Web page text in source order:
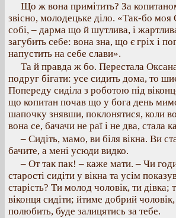
Що ж вона примітить? За
звісно, молодецьке діло. «Так-бо
собі, – дарма що й шутлива, і
загубить себе: вона зна, що є гріх і
напустить на себе слави».
Та й правда ж бо. Перестала
подруг бігати: усе сидить дома, то
Попереду сиділа з роботою під
що копитан почав що у бога день
шапочку знявши, поклонятися, коли
вона се, бачачи не раї і не два, стала
– Сидіть, мамо, ви біля вікна. Ви
бачите, а мені усюди видко.
– От так пак! – каже мати. – Чи
старості сидіти у вікна та усім
старість? Ти молод чоловік, ти дівка;
віконця сидіти; йтиме добрий
полюбить, буде залицятись за тебе.